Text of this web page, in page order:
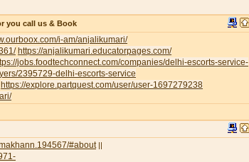
you call us & Book
i-am/anjalikumari/
https://anjalikumari.educatorpages.com/
jobs.foodtechconnect.com/companies/delhi-escorts-service-
2395729-delhi-escorts-service
https://explore.partquest.com/user/user-1697279238
#about||